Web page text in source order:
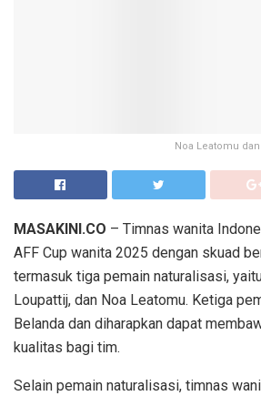
Noa Leatomu
MASAKINI.CO – Timnas wanita
AFF Cup wanita 2025 dengan skuad
termasuk tiga pemain naturalisasi,
Loupattij, dan Noa Leatomu. Ketiga
Belanda dan diharapkan dapat
kualitas bagi tim.
Selain pemain naturalisasi, timnas